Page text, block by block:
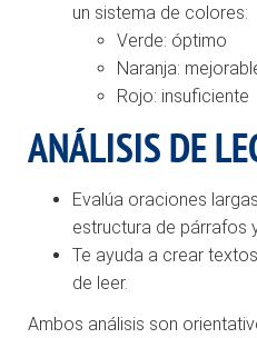
un sistema de colores:
Verde: óptimo
Naranja:
Rojo: insuficiente
ANÁLISIS DE
Evalúa oraciones
estructura de párrafos
Te ayuda a crear
de leer.
Ambos análisis son